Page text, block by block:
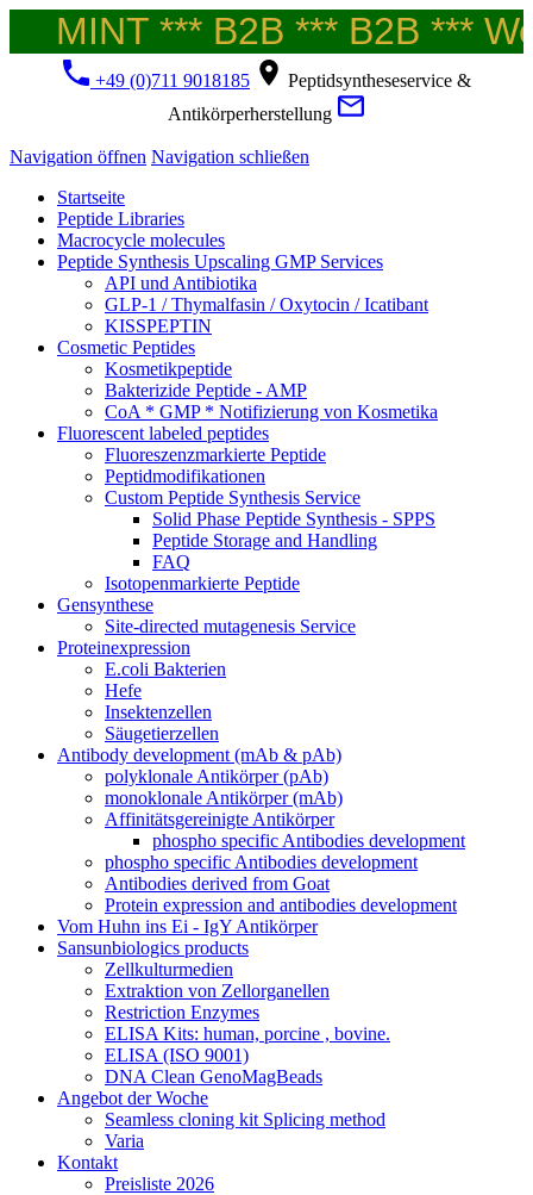
MINT *** B2B *** B2B ***
+49 (0)711 9018185
Peptidsyntheseservice &
Antikörperherstellung
Navigation öffnen Navigation schließen
Startseite
Peptide Libraries
Macrocycle molecules
Peptide Synthesis Upscaling GMP Services
API und Antibiotika
GLP-1 / Thymalfasin / Oxytocin / Icatibant
KISSPEPTIN
Cosmetic Peptides
Kosmetikpeptide
Bakterizide Peptide - AMP
CoA * GMP * Notifizierung von Kosmetika
Fluorescent labeled peptides
Fluoreszenzmarkierte Peptide
Peptidmodifikationen
Custom Peptide Synthesis Service
Solid Phase Peptide Synthesis - SPPS
Peptide Storage and Handling
FAQ
Isotopenmarkierte Peptide
Gensynthese
Site-directed mutagenesis Service
Proteinexpression
E.coli Bakterien
Hefe
Insektenzellen
Säugetierzellen
Antibody development (mAb & pAb)
polyklonale Antikörper (pAb)
monoklonale Antikörper (mAb)
Affinitätsgereinigte Antikörper
phospho specific Antibodies development
phospho specific Antibodies development
Antibodies derived from Goat
Protein expression and antibodies development
Vom Huhn ins Ei - IgY Antikörper
Sansunbiologics products
Zellkulturmedien
Extraktion von Zellorganellen
Restriction Enzymes
ELISA Kits: human, porcine , bovine.
ELISA (ISO 9001)
DNA Clean GenoMagBeads
Angebot der Woche
Seamless cloning kit Splicing method
Varia
Kontakt
Preisliste 2026